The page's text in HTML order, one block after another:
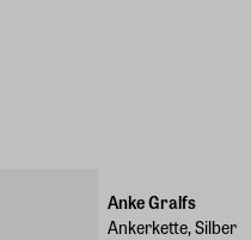
Anke Gralfs
Ankerkette, Silber